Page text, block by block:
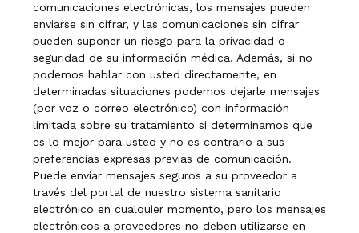
comunicaciones electrónicas, los mensajes pueden
enviarse sin cifrar, y las comunicaciones sin cifrar
pueden suponer un riesgo para la privacidad o
seguridad de su información médica. Además, si no
podemos hablar con usted directamente, en
determinadas situaciones podemos dejarle mensajes
(por voz o correo electrónico) con información
limitada sobre su tratamiento si determinamos que
es lo mejor para usted y no es contrario a sus
preferencias expresas previas de comunicación.
Puede enviar mensajes seguros a su proveedor a
través del portal de nuestro sistema sanitario
electrónico en cualquier momento, pero los mensajes
electrónicos a proveedores no deben utilizarse en